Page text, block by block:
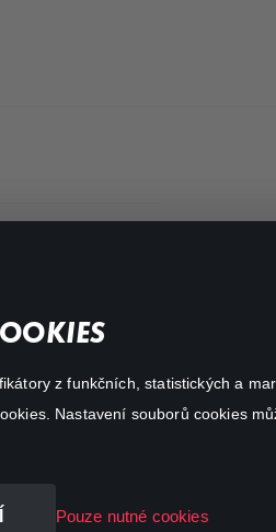
z funkčních, statistických a
Nastavení souborů cookies
Pouze nutné cookies